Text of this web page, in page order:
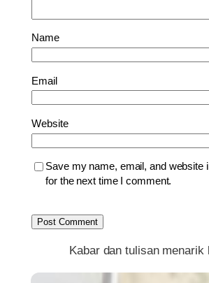
Name
Email
Website
Save my name, email, and website
for the next time I comment.
Kabar dan tulisan menarik